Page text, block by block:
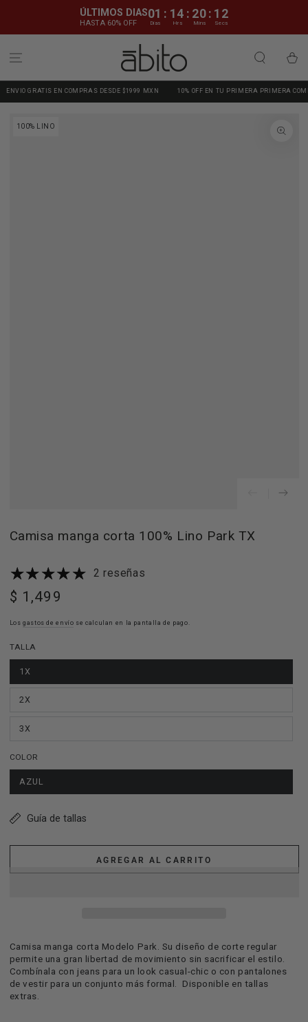
IR AL CONTENIDO ÚLTIMOS DIAS
HASTA 60% OFF
01: 14
Carrito
EN COMPRAS DESDE $1999 MXN 10% OFF EN TU PRIMERA PRIMERA COMPRA |
100% LINO
INFORMACIÓN DEL
Camisa manga corta 100% Lino Park TX
2 reseñas
Precio
$ 1,499
Losgastos de envío se calculan en la pantalla de pago.
TALLA
1X
2X
3X
COLOR
AZUL
Guía de tallas
AGREGAR AL CARRITO
Camisa manga corta Modelo Park. Su diseño de corte regular
permite una gran libertad de movimiento sin sacrificar el estilo.
Combínala con jeans para un look casual-chic o con pantalones
de vestir para un conjunto más formal. Disponible en tallas
extras.